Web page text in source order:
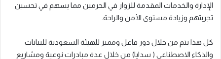
الإدارة والخدمات المقدمة للزوار في الحرمين مما يسهم في تحسين
تجربتهم وزيادة مستوى الأمن والراحة.
كل هذا يتم من خلال دور فاعل ومميز للهيئة السعودية للبيانات
والذكاء الاصطناعي ( سدايا) من خلال عدة مبادرات نوعية ومشاريع